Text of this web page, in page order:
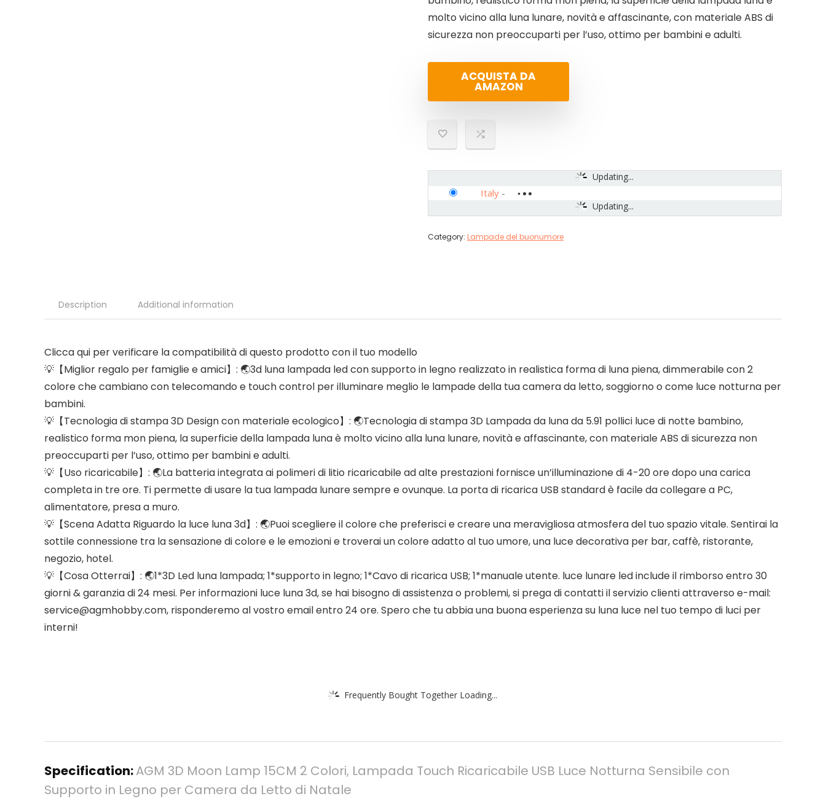
molto vicino alla luna lunare, novità e affascinante, con materiale ABS di
sicurezza non preoccuparti per l’uso, ottimo per bambini e adulti.
ACQUISTA DA
AMAZON
Updating...
Updating...
Italy -
Category: Lampade del buonumore
Description Additional information
Clicca qui per verificare la compatibilità di questo prodotto con il tuo modello
💡【Miglior regalo per famiglie e amici】: 🌏3d luna lampada led con supporto in legno realizzato in realistica forma di luna piena, dimmerabile con 2
colore che cambiano con telecomando e touch control per illuminare meglio le lampade della tua camera da letto, soggiorno o come luce notturna per
bambini.
💡【Tecnologia di stampa 3D Design con materiale ecologico】: 🌏Tecnologia di stampa 3D Lampada da luna da 5.91 pollici luce di notte bambino,
realistico forma mon piena, la superficie della lampada luna è molto vicino alla luna lunare, novità e affascinante, con materiale ABS di sicurezza non
preoccuparti per l’uso, ottimo per bambini e adulti.
💡【Uso ricaricabile】: 🌏La batteria integrata ai polimeri di litio ricaricabile ad alte prestazioni fornisce un’illuminazione di 4-20 ore dopo una carica
completa in tre ore. Ti permette di usare la tua lampada lunare sempre e ovunque. La porta di ricarica USB standard è facile da collegare a PC,
alimentatore, presa a muro.
💡【Scena Adatta Riguardo la luce luna 3d】: 🌏Puoi scegliere il colore che preferisci e creare una meravigliosa atmosfera del tuo spazio vitale. Sentirai la
sottile connessione tra la sensazione di colore e le emozioni e troverai un colore adatto al tuo umore, una luce decorativa per bar, caffè, ristorante,
negozio, hotel.
💡【Cosa Otterrai】: 🌏1*3D Led luna lampada; 1*supporto in legno; 1*Cavo di ricarica USB; 1*manuale utente. luce lunare led include il rimborso entro 30
giorni & garanzia di 24 mesi. Per informazioni luce luna 3d, se hai bisogno di assistenza o problemi, si prega di contatti il servizio clienti attraverso e-mail:
service@agmhobby.com, risponderemo al vostro email entro 24 ore. Spero che tu abbia una buona esperienza su luna luce nel tuo tempo di luci per
interni!
Frequently Bought Together Loading...
Specification:AGM 3D Moon Lamp 15CM 2 Colori, Lampada Touch Ricaricabile USB Luce Notturna Sensibile con
Supporto in Legno per Camera da Letto di Natale